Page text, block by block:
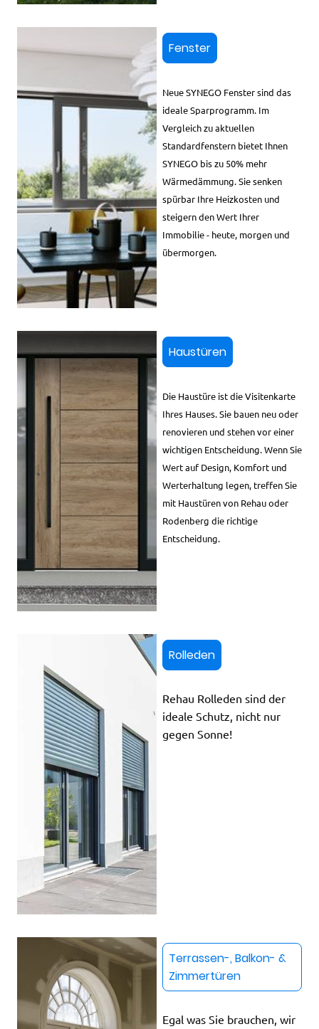
Fenster
Neue SYNEGO Fenster sind das
ideale Sparprogramm. Im
Vergleich zu aktuellen
Standardfenstern bietet Ihnen
SYNEGO bis zu 50% mehr
Wärmedämmung. Sie senken
spürbar Ihre Heizkosten und
steigern den Wert Ihrer
Immobilie - heute, morgen und
übermorgen.
Haustüren
Die Haustüre ist die Visitenkarte
Ihres Hauses. Sie bauen neu oder
renovieren und stehen vor einer
wichtigen Entscheidung. Wenn Sie
Wert auf Design, Komfort und
Werterhaltung legen, treffen Sie
mit Haustüren von Rehau oder
Rodenberg die richtige
Entscheidung.
Rolleden
Rehau Rolleden sind der
ideale Schutz, nicht nur
gegen Sonne!
Terrassen-, Balkon- &
Zimmertüren
Egal was Sie brauchen, wir